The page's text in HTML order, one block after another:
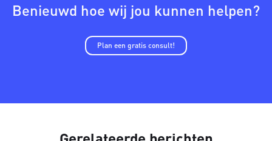
Benieuwd hoe wij jou kunnen helpen?
Plan een gratis consult!